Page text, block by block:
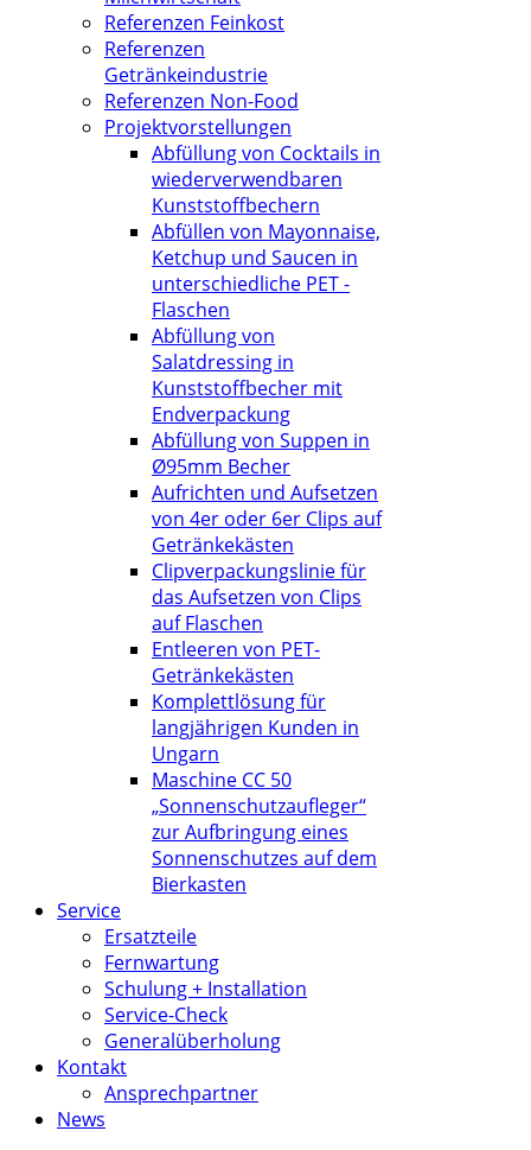
Referenzen Feinkost
Referenzen
Getränkeindustrie
Referenzen Non-Food
Projektvorstellungen
Abfüllung von Cocktails in
wiederverwendbaren
Kunststoffbechern
Abfüllen von Mayonnaise,
Ketchup und Saucen in
unterschiedliche PET -
Flaschen
Abfüllung von
Salatdressing in
Kunststoffbecher mit
Endverpackung
Abfüllung von Suppen in
Ø95mm Becher
Aufrichten und Aufsetzen
von 4er oder 6er Clips auf
Getränkekästen
Clipverpackungslinie für
das Aufsetzen von Clips
auf Flaschen
Entleeren von PET-
Getränkekästen
Komplettlösung für
langjährigen Kunden in
Ungarn
Maschine CC 50
„Sonnenschutzaufleger“
zur Aufbringung eines
Sonnenschutzes auf dem
Bierkasten
Service
Ersatzteile
Fernwartung
Schulung + Installation
Service-Check
Generalüberholung
Kontakt
Ansprechpartner
News